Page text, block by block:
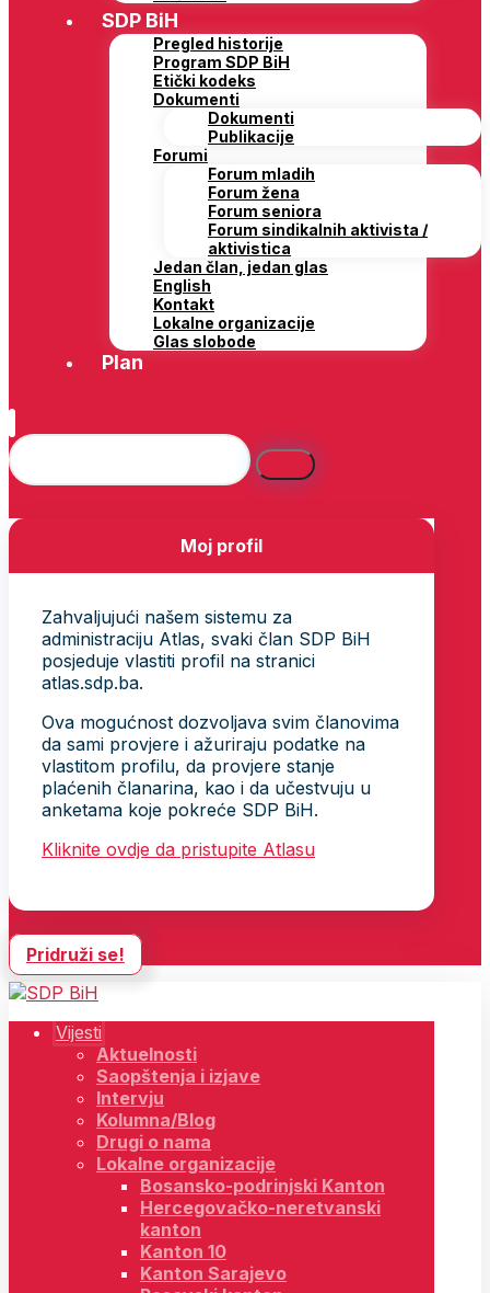
SDP BiH
Pregled historije
Program SDP BiH
Etički kodeks
Dokumenti
Dokumenti
Publikacije
Forumi
Forum mladih
Forum žena
Forum seniora
Forum sindikalnih aktivista /
aktivistica
Jedan član, jedan glas
English
Kontakt
Lokalne organizacije
Glas slobode
Plan
Moj profil
Zahvaljujući našem sistemu za
administraciju Atlas, svaki član SDP BiH
posjeduje vlastiti profil na stranici
atlas.sdp.ba.
Ova mogućnost dozvoljava svim članovima
da sami provjere i ažuriraju podatke na
vlastitom profilu, da provjere stanje
plaćenih članarina, kao i da učestvuju u
anketama koje pokreće SDP BiH.
Kliknite ovdje da pristupite Atlasu
Pridruži se!
Vijesti
Aktuelnosti
Saopštenja i izjave
Intervju
Kolumna/Blog
Drugi o nama
Lokalne organizacije
Bosansko-podrinjski Kanton
Hercegovačko-neretvanski
kanton
Kanton 10
Kanton Sarajevo